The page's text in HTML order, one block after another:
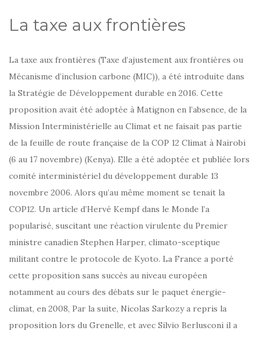
La taxe aux frontières
La taxe aux frontières (Taxe d’ajustement aux frontières ou
Mécanisme d’inclusion carbone (MIC)), a été introduite dans
la Stratégie de Développement durable en 2016. Cette
proposition avait été adoptée à Matignon en l’absence, de la
Mission Interministérielle au Climat et ne faisait pas partie
de la feuille de route française de la COP 12 Climat à Nairobi
(6 au 17 novembre) (Kenya). Elle a été adoptée et publiée lors
comité interministériel du développement durable 13
novembre 2006. Alors qu’au même moment se tenait la
COP12. Un article d’Hervé Kempf dans le Monde l’a
popularisé, suscitant une réaction virulente du Premier
ministre canadien Stephen Harper, climato-sceptique
militant contre le protocole de Kyoto. La France a porté
cette proposition sans succès au niveau européen
notamment au cours des débats sur le paquet énergie-
climat, en 2008, Par la suite, Nicolas Sarkozy a repris la
proposition lors du Grenelle, et avec Silvio Berlusconi il a